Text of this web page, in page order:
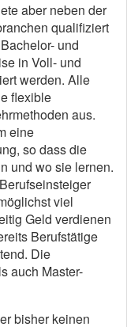
aber neben der
qualifiziert
und
in Voll- und
werden. Alle
flexible
aus.
eine
so dass die
und wo sie lernen.
viel
Geld verdienen
Berufstätige
Die
auch Master-
bisher keinen